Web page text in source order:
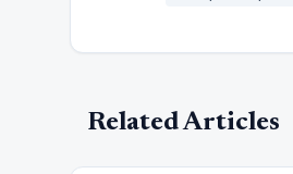
Related Articles